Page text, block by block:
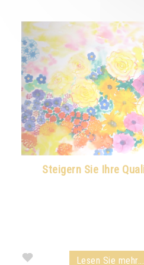
Steigern Sie Ihre
Lesen Sie mehr...